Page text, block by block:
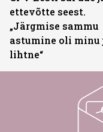
ettevõtte seest.
„Järgmise sammu
astumine oli minu
lihtne“